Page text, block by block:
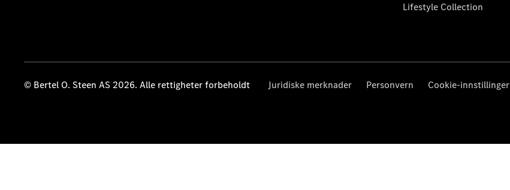
Lifestyle Collection
© Bertel O. Steen AS 2026. Alle rettigheter forbeholdt Juridiske merknader Personvern Cookie-innstillinger